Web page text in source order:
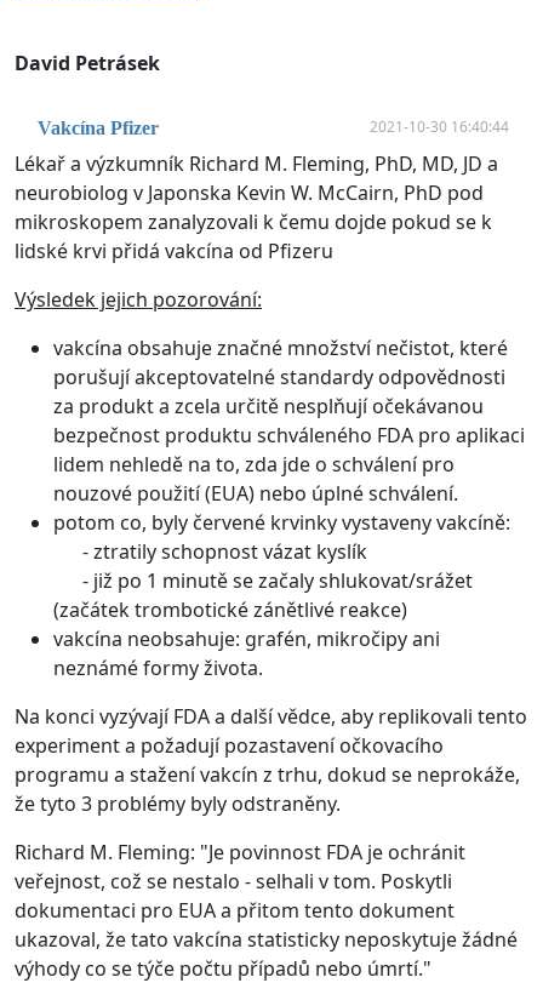
David Petrásek
Vakcína Pfizer 2021-10-30 16:40:44
Lékař a výzkumník Richard M. Fleming, PhD, MD, JD a
neurobiolog v Japonska Kevin W. McCairn, PhD pod
mikroskopem zanalyzovali k čemu dojde pokud se k
lidské krvi přidá vakcína od Pfizeru
Výsledek jejich pozorování:
vakcína obsahuje značné množství nečistot, které
porušují akceptovatelné standardy odpovědnosti
za produkt a zcela určitě nesplňují očekávanou
bezpečnost produktu schváleného FDA pro aplikaci
lidem nehledě na to, zda jde o schválení pro
nouzové použití (EUA) nebo úplné schválení.
potom co, byly červené krvinky vystaveny vakcíně:
- ztratily schopnost vázat kyslík
- již po 1 minutě se začaly shlukovat/srážet
(začátek trombotické zánětlivé reakce)
vakcína neobsahuje: grafén, mikročipy ani
neznámé formy života.
Na konci vyzývají FDA a další vědce, aby replikovali tento
experiment a požadují pozastavení očkovacího
programu a stažení vakcín z trhu, dokud se neprokáže,
že tyto 3 problémy byly odstraněny.
Richard M. Fleming: "Je povinnost FDA je ochránit
veřejnost, což se nestalo - selhali v tom. Poskytli
dokumentaci pro EUA a přitom tento dokument
ukazoval, že tato vakcína statisticky neposkytuje žádné
výhody co se týče počtu případů nebo úmrtí."